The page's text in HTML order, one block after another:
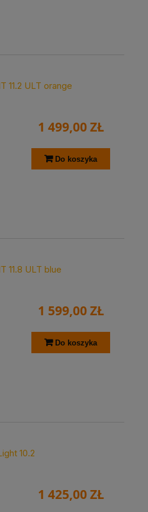
11.2 ULT orange
1 499,00 ZŁ
Do koszyka
11.8 ULT blue
1 599,00 ZŁ
Do koszyka
10.2
1 425,00 ZŁ